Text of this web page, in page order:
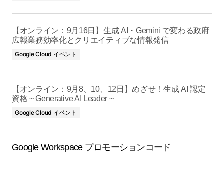
【オンライン：9月16日】生成 AI・Gemini で変わる政府
広報業務効率化とクリエイティブな情報発信
Google Cloud イベント
【オンライン：9月8、10、12日】めざせ！生成 AI 認定
資格 ~ Generative AI Leader ~
Google Cloud イベント
Google Workspace プロモーションコード